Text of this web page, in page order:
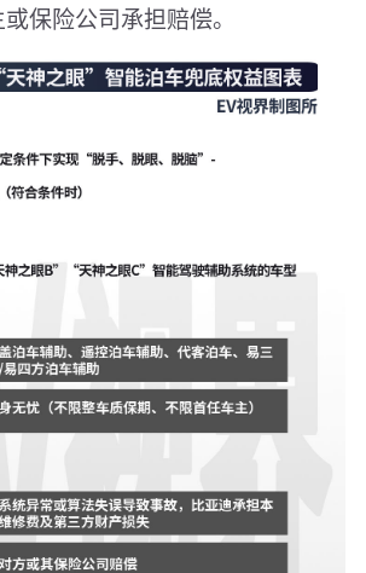
保险公司承担赔偿。